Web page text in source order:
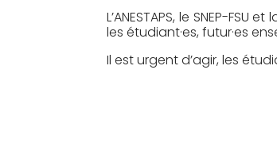
L’ANESTAPS, le SNEP-
les étudiant·es, futur·es
Il est urgent d’agir, les